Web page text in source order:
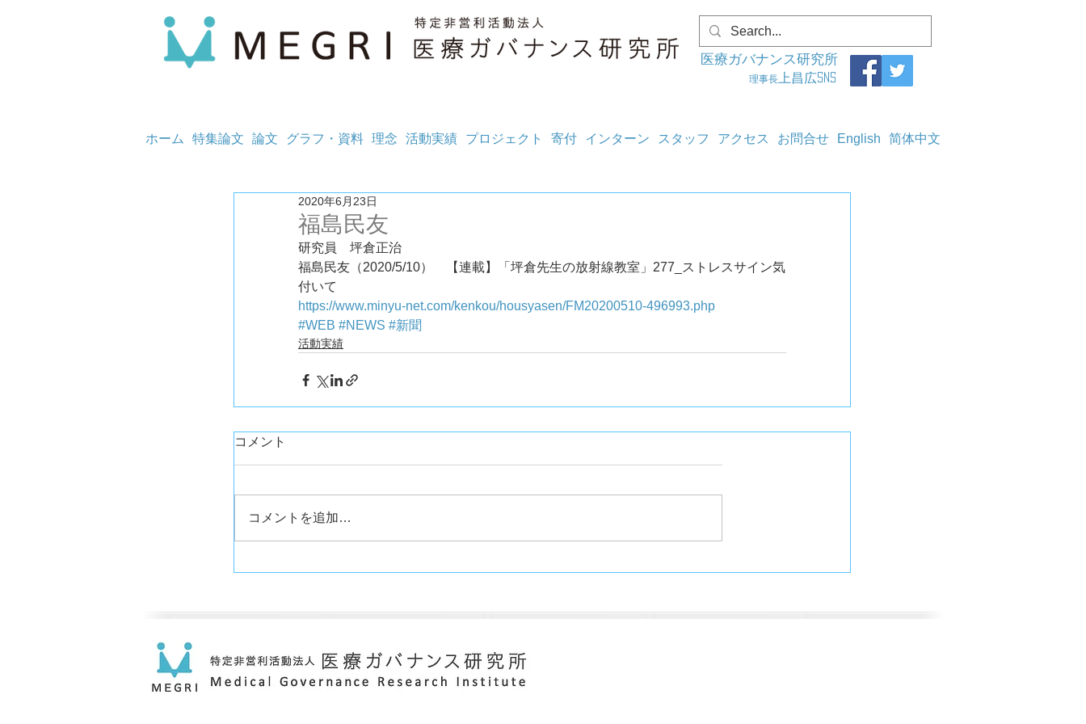
医療ガバナンス研究所
理事長 上昌広SNS
ホーム 特集論文 論文 グラフ・資料 理念 活動実績 プロジェクト 寄付 インターン スタッフ アクセス お問合せ English 简体中文
福島民友
2020年6月23日
研究員　坪倉正治
福島民友（2020/5/10）　【連載】「坪倉先生の放射線教室」277_ストレスサイン気
付いて
https://www.minyu-net.com/kenkou/housyasen/FM20200510-496993.php
#WEB #NEWS #新聞
活動実績
コメント
コメントを追加…